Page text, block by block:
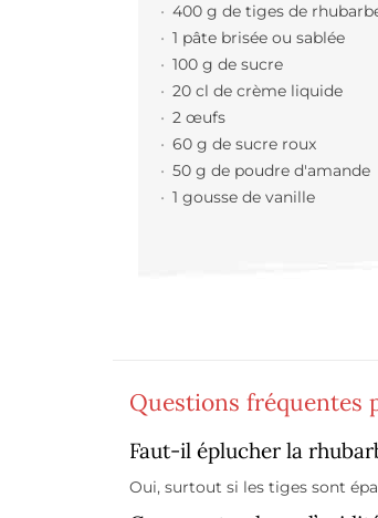
400 g de tiges de
1 pâte brisée ou sablée
100 g de sucre
20 cl de crème liquide
2 œufs
60 g de sucre roux
50 g de poudre d'amande
1 gousse de vanille
Questions fréquentes
Faut-il éplucher la
Oui, surtout si les tiges sont